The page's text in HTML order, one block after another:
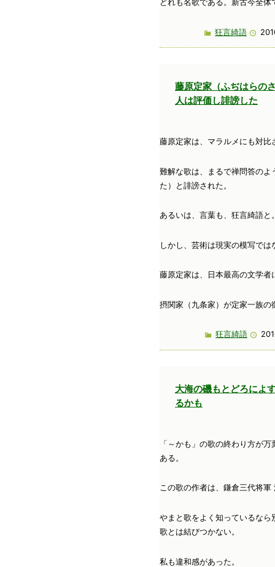
どれも名歌である。新古今全体
狂言綺語
藤原定家（ふぢはらの
人は評価し誹謗した
藤原定家は、マラルメにも対比
難解な歌は、まるで禅問答の
た）と誹謗された。
あるいは、言葉も、狂言綺語と
しかし、芸術は現実の模写で
藤原定家は、日本最高の文学者
摂関家（九条家）が定家一族
狂言綺語
大海の磯もとどろによ
るかも
「～かも」の歌の終わり方が
ある。
この歌の作者は、鎌倉三代将軍
やまと歌をよく知っているな
歌とは結びつかない。
私も違和感があった。